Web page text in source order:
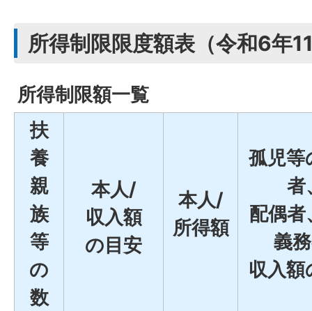
所得制限限度額表（令和6年
所得制限額一覧
扶
養
親
族
等
の
数
本人/
収入額
の目安
本人/
所得額
孤児等
者
配偶者
義
収入額